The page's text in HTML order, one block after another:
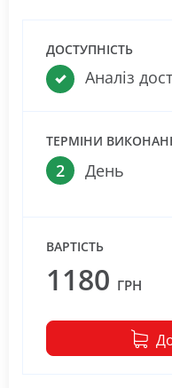
ДОСТУПНІСТЬ
Аналіз
ТЕРМІНИ
2 День
ВАРТІСТЬ
1180 ГРН